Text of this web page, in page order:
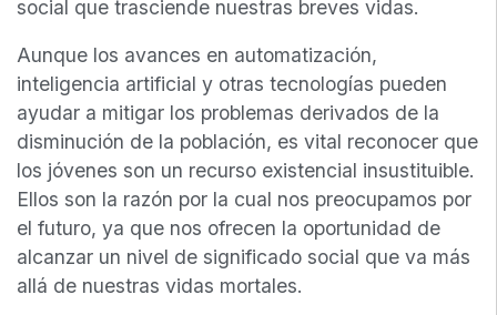
social que trasciende nuestras breves vidas.
Aunque los avances en automatización,
inteligencia artificial y otras tecnologías pueden
ayudar a mitigar los problemas derivados de la
disminución de la población, es vital reconocer que
los jóvenes son un recurso existencial insustituible.
Ellos son la razón por la cual nos preocupamos por
el futuro, ya que nos ofrecen la oportunidad de
alcanzar un nivel de significado social que va más
allá de nuestras vidas mortales.